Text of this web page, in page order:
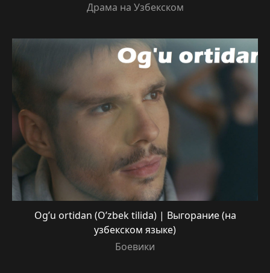
Драма на Узбекском
Og’u ortidan (O’zbek tilida) | Выгорание (на
узбекском языке)
Боевики